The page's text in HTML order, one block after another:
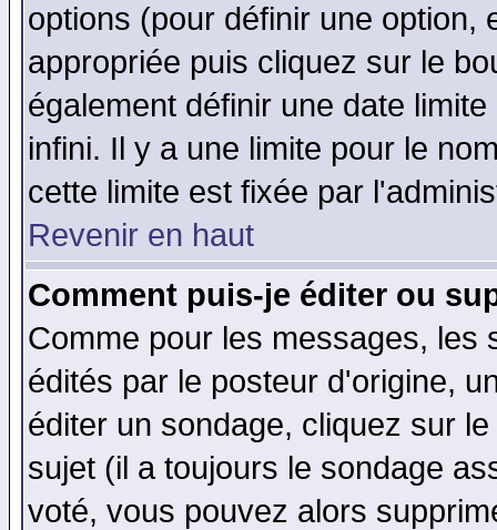
options (pour définir une option,
appropriée puis cliquez sur le
également définir une date
infini. Il y a une limite pour le
cette limite est fixée par
Revenir en haut
Comment puis-je éditer ou
Comme pour les messages, les
édités par le posteur d'origine,
éditer un sondage, cliquez sur
sujet (il a toujours le sondage
voté, vous pouvez alors